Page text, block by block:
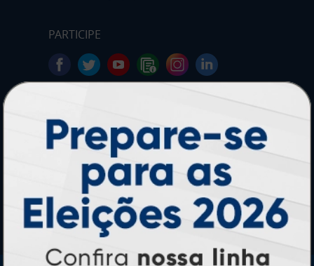
PARTICIPE
SEGURANÇA